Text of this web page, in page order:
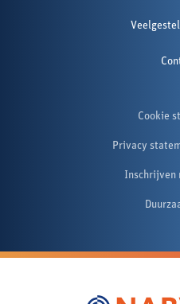
Cookie
Privacy
Inschrijven